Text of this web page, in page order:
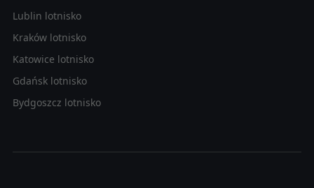
Lublin lotnisko
Kraków lotnisko
Katowice lotnisko
Gdańsk lotnisko
Bydgoszcz lotnisko